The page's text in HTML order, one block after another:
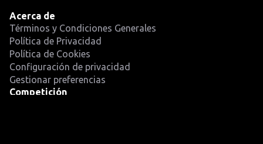
Acerca de
Términos y Condiciones Generales
Política de Privacidad
Política de Cookies
Configuración de privacidad
Gestionar preferencias
Competición